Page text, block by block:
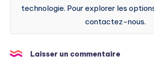
technologie. Pour explorer les
contactez-nous.
Laisser un commentaire